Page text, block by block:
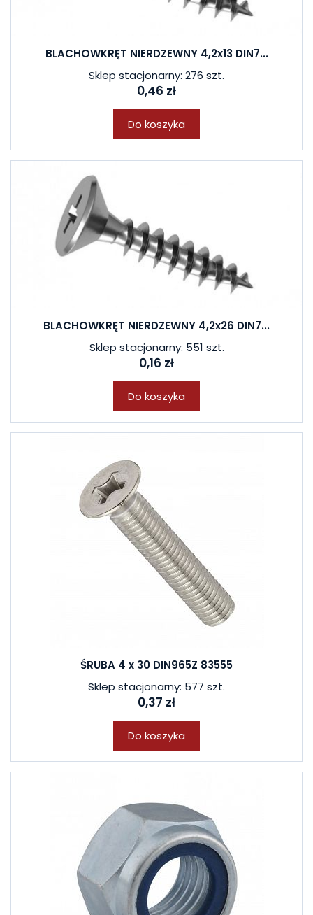
BLACHOWKRĘT NIERDZEWNY 4,2x13 DIN7...
Sklep stacjonarny: 276 szt.
0,46 zł
Do koszyka
BLACHOWKRĘT NIERDZEWNY 4,2x26 DIN7...
Sklep stacjonarny: 551 szt.
0,16 zł
Do koszyka
ŚRUBA 4 x 30 DIN965Z 83555
Sklep stacjonarny: 577 szt.
0,37 zł
Do koszyka